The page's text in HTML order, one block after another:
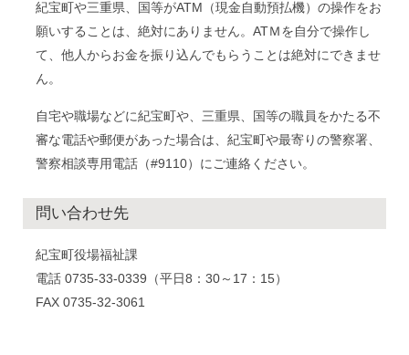
紀宝町や三重県、国等がATM（現金自動預払機）の操作をお
願いすることは、絶対にありません。ATＭを自分で操作し
て、他人からお金を振り込んでもらうことは絶対にできませ
ん。
自宅や職場などに紀宝町や、三重県、国等の職員をかたる不
審な電話や郵便があった場合は、紀宝町や最寄りの警察署、
警察相談専用電話（#9110）にご連絡ください。
問い合わせ先
紀宝町役場福祉課
電話 0735-33-0339（平日8：30～17：15）
FAX 0735-32-3061